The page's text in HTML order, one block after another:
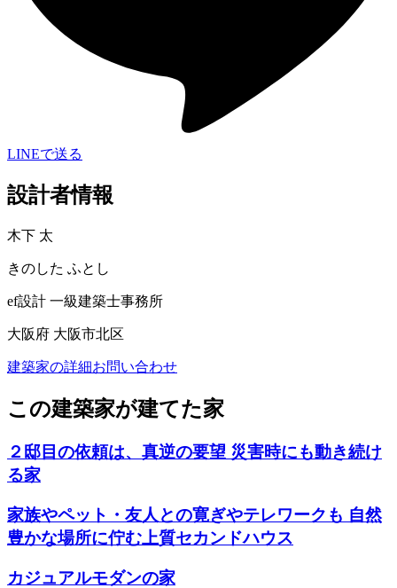
LINEで送る
設計者情報
木下 太
きのした ふとし
ef設計 一級建築士事務所
大阪府 大阪市北区
建築家の詳細お問い合わせ
この建築家が建てた家
２邸目の依頼は、真逆の要望 災害時にも動き続け
る家
家族やペット・友人との寛ぎやテレワークも 自然
豊かな場所に佇む上質セカンドハウス
カジュアルモダンの家